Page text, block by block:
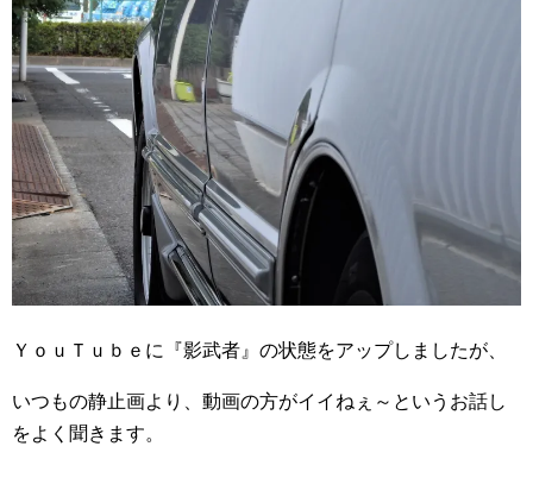
ＹｏｕＴｕｂｅに『影武者』の状態をアップしましたが、
いつもの静止画より、動画の方がイイねぇ～というお話し
をよく聞きます。